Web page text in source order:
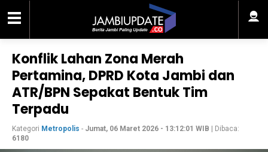
Konflik Lahan Zona Merah
Pertamina, DPRD Kota Jambi dan
ATR/BPN Sepakat Bentuk Tim
Terpadu
Kategori Metropolis - Jumat, 06 Maret 2026 - 13:12:01 WIB | Dibaca:
6180